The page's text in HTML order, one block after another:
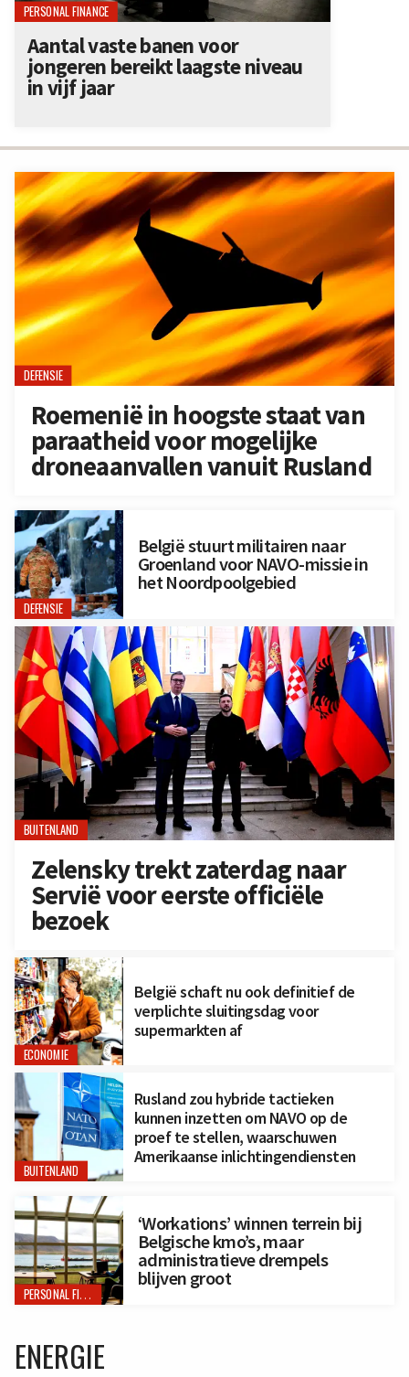
DEFENSIE
Roemenië in hoogste staat van
paraatheid voor mogelijke
droneaanvallen vanuit Rusland
DEFENSIE
België stuurt militairen naar
Groenland voor NAVO-missie in
het Noordpoolgebied
BUITENLAND
Zelensky trekt zaterdag naar
Servië voor eerste officiële
bezoek
ECONOMIE
België schaft nu ook definitief de
verplichte sluitingsdag voor
supermarkten af
BUITENLAND
Rusland zou hybride tactieken
kunnen inzetten om NAVO op de
proef te stellen, waarschuwen
Amerikaanse inlichtingendiensten
PERSONAL FINANCE
‘Workations’ winnen terrein bij
Belgische kmo’s, maar
administratieve drempels
blijven groot
PERSONAL FINANCE
Aantal vaste banen voor
jongeren bereikt laagste niveau
in vijf jaar
ENERGIE